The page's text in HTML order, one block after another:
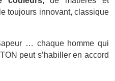
toujours innovant, classique
… chaque homme qui
peut s’habiller en accord